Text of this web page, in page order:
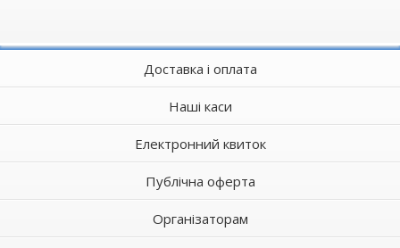
Доставка і оплата
Наші каси
Електронний квиток
Публічна оферта
Організаторам